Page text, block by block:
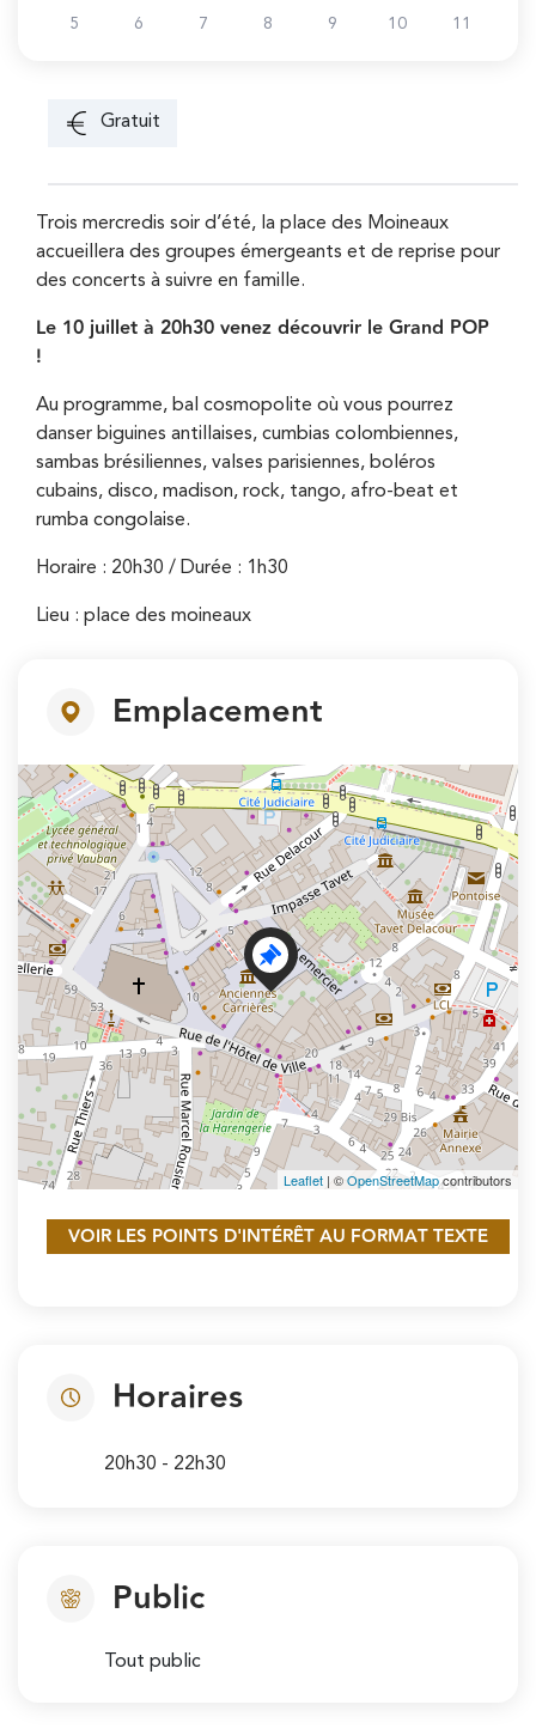
5 6 7 8 9 10 11
Gratuit
Trois mercredis soir d’été, la place des Moineaux
accueillera des groupes émergeants et de reprise pour
des concerts à suivre en famille.
Le 10 juillet à 20h30 venez découvrir le Grand POP
!
Au programme, bal cosmopolite où vous pourrez
danser biguines antillaises, cumbias colombiennes,
sambas brésiliennes, valses parisiennes, boléros
cubains, disco, madison, rock, tango, afro-beat et
rumba congolaise.
Horaire : 20h30 / Durée : 1h30
Lieu : place des moineaux
Emplacement
+
−
Leaflet | ©OpenStreetMapcontributors
VOIR LES POINTS D'INTÉRÊT AU FORMAT TEXTE
Horaires
20h30 - 22h30
Public
Tout public